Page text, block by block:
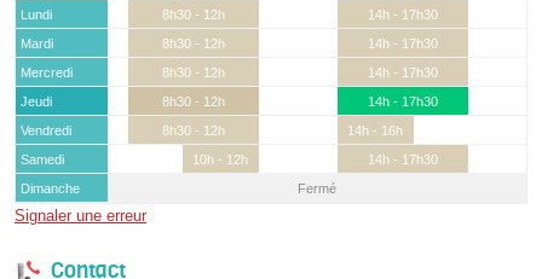
Lundi 8h30 - 12h
14h - 17h30
Mardi
8h30 - 12h
14h - 17h30
Mercredi
8h30 - 12h
14h - 17h30
Jeudi
8h30 - 12h
14h - 17h30
Vendredi
8h30 - 12h
14h - 16h
Samedi
10h - 12h
14h - 17h30
Dimanche
Fermé
Signaler une erreur
Contact